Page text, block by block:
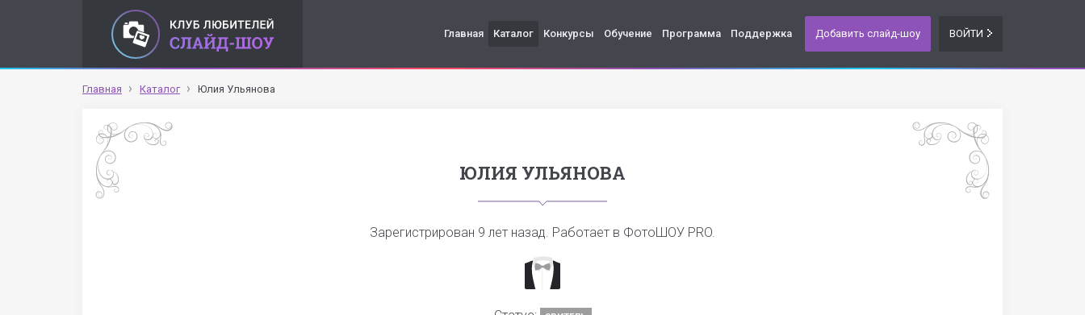
Главная Каталог Конкурсы Обучение Программа Поддержка Добавить слайд-шоу ВОЙТИ
Главная Каталог Юлия Ульянова
ЮЛИЯ УЛЬЯНОВА
Зарегистрирован 9 лет назад. Работает в ФотоШОУ PRO.